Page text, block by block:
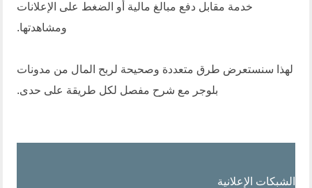
خدمة مقابل دفع مبالغ مالية أو الضغط على الإعلانات
ومشاهدتها.
لهذا سنستعرض طرق متعددة وصحيحة لربح المال من مدونات
بلوجر مع شرح مفصل لكل طريقة على حدى.
الشبكات الإعلانية